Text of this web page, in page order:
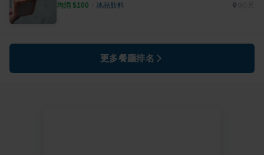
均消 $100 ・ 冰品飲料
更多餐廳排名